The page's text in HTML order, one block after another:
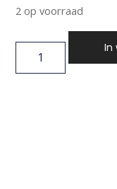
2 op voorraad
In